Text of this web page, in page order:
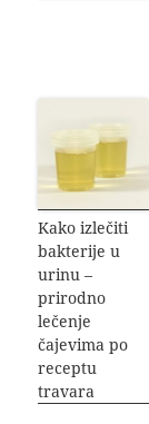
Kako izlečiti
bakterije u
urinu –
prirodno
lečenje
čajevima po
receptu
travara